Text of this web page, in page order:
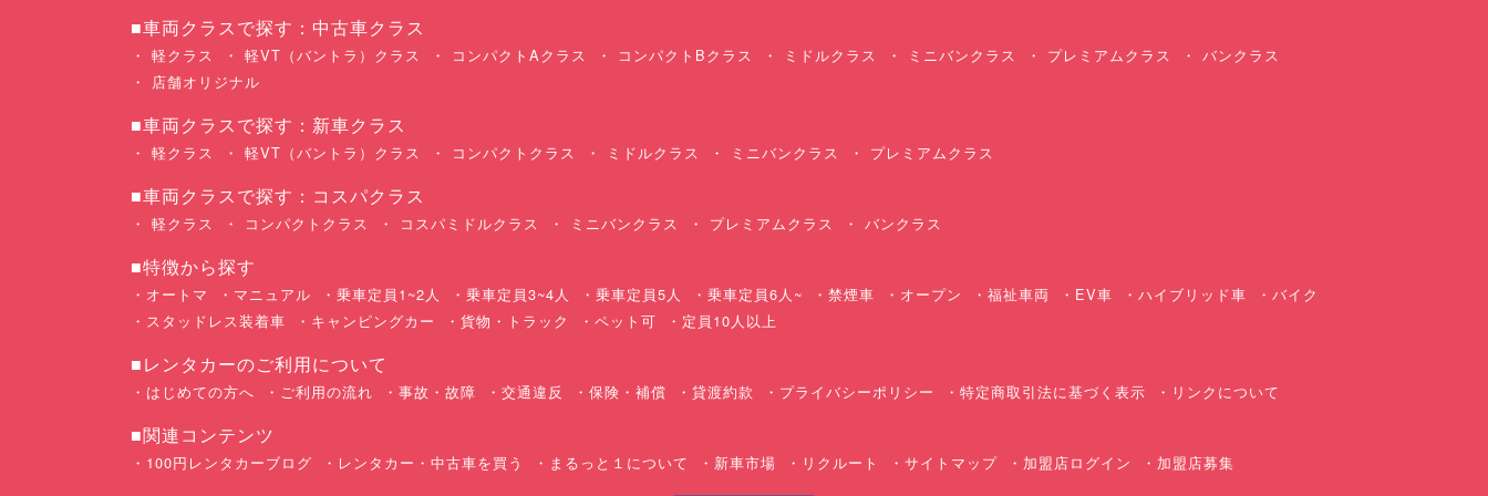
■車両クラスで探す：中古車クラス
軽クラス 軽VT（バントラ）クラス コンパクトAクラス コンパクトBクラス ミドルクラス ミニバンクラス プレミアムクラス
バンクラス
店舗オリジナル
■車両クラスで探す：新車クラス
軽クラス 軽VT（バントラ）クラス コンパクトクラス ミドルクラス ミニバンクラス プレミアムクラス
■車両クラスで探す：コスパクラス
軽クラス コンパクトクラス コスパミドルクラス ミニバンクラス プレミアムクラス バンクラス
■特徴から探す
オートマ マニュアル 乗車定員1~2人 乗車定員3~4人 乗車定員5人 乗車定員6人~ 禁煙車 オープン 福祉車両 EV車 ハイブリッド車
バイク
スタッドレス装着車
キャンピングカー 貨物・トラック ペット可 定員10人以上
■レンタカーのご利用について
はじめての方へ ご利用の流れ 事故・故障 交通違反 保険・補償 貸渡約款 プライバシーポリシー 特定商取引法に基づく表示 リンクについて
■関連コンテンツ
100円レンタカーブログ レンタカー・中古車を買う まるっと１について 新車市場 リクルート サイトマップ 加盟店ログイン 加盟店募集